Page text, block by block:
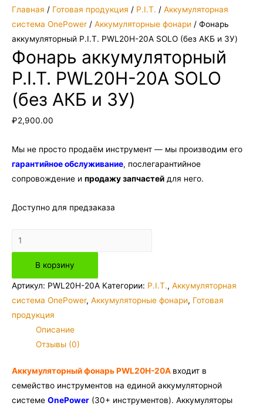
Главная / Готовая продукция / P.I.T. / Аккумуляторная
система OnePower / Аккумуляторные фонари / Фонарь
аккумуляторный P.I.T. PWL20H-20A SOLO (без АКБ и ЗУ)
Фонарь аккумуляторный
P.I.T. PWL20H-20A SOLO
(без АКБ и ЗУ)
₽2,900.00
Мы не просто продаём инструмент — мы производим его
гарантийное обслуживание, послегарантийное
сопровождение и продажу запчастей для него.
Доступно для предзаказа
Количество
товара
Фонарь
аккумуляторный
АКБ
и
ЗУ)
В корзину
Артикул: PWL20H-20A Категории: P.I.T., Аккумуляторная
система OnePower, Аккумуляторные фонари, Готовая
продукция
Описание
Отзывы (0)
Аккумуляторный фонарь PWL20H-20A входит в
семейство инструментов на единой аккумуляторной
системе OnePower (30+ инструментов). Аккумуляторы